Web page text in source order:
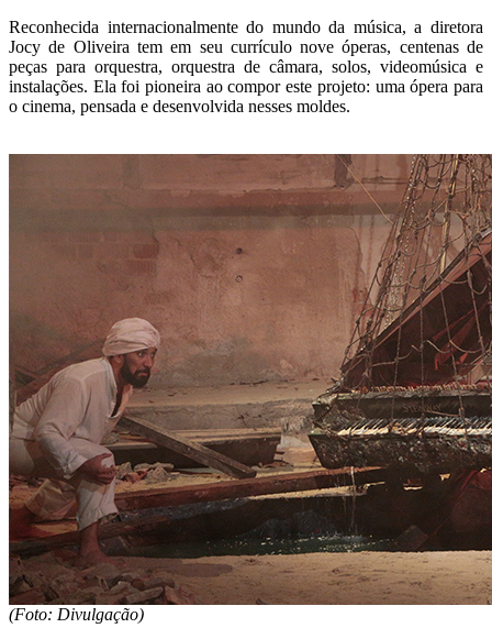
Reconhecida internacionalmente do mundo da música, a diretora
Jocy de Oliveira tem em seu currículo nove óperas, centenas de
peças para orquestra, orquestra de câmara, solos, videomúsica e
instalações. Ela foi pioneira ao compor este projeto: uma ópera para
o cinema, pensada e desenvolvida nesses moldes.
(Foto: Divulgação)